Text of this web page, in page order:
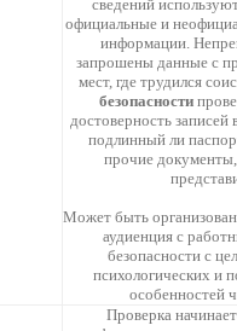
сведений
официальные и
информации.
запрошены данные с
мест, где трудился
безопасности
достоверность записей
подлинный ли
прочие
Может быть
аудиенция с
безопасности с
психологических и
особенностей
Проверка